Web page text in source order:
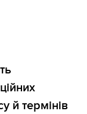
й термінів